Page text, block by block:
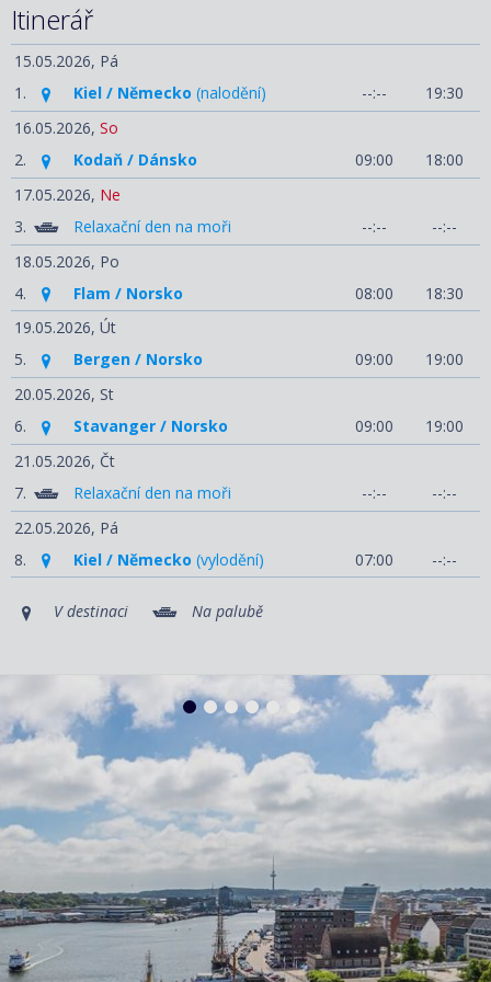
Itinerář
15.05.2026, Pá
1.
Kiel / Německo (nalodění) --:--
19:30
16.05.2026, So
2.
Kodaň / Dánsko 09:00
18:00
17.05.2026, Ne
3.
Relaxační den na moři --:--
--:--
18.05.2026, Po
4.
Flam / Norsko 08:00
18:30
19.05.2026, Út
5.
Bergen / Norsko 09:00
19:00
20.05.2026, St
6.
Stavanger / Norsko 09:00
19:00
21.05.2026, Čt
7.
Relaxační den na moři --:--
--:--
22.05.2026, Pá
8.
Kiel / Německo (vylodění) 07:00 --:--
V destinaci Na palubě